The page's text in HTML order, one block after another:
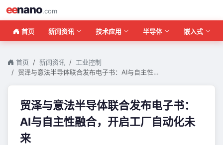
eenano.com
首页 新闻资讯 技术应用 半导体 嵌入式
首页 新闻资讯
工业控制
贸泽与意法半导体联合发布电子书：AI与自主性…
贸泽与意法半导体联合发布电子书：
AI与自主性融合，开启工厂自动化未
来